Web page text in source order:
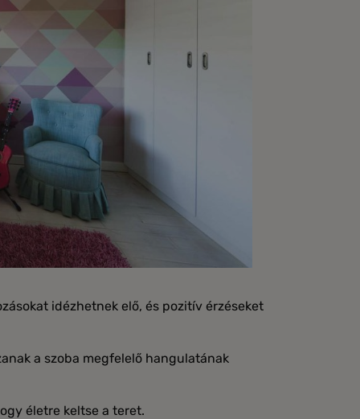
idézhetnek elő, és pozitív érzéseket
a szoba megfelelő hangulatának
életre keltse a teret.